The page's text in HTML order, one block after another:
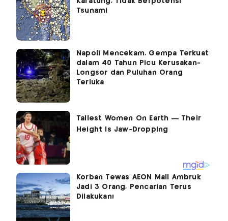
Tsunami
Napoli Mencekam, Gempa Terkuat
dalam 40 Tahun Picu Kerusakan-
Longsor dan Puluhan Orang
Terluka
Korban Tewas AEON Mall Ambruk
Jadi 3 Orang, Pencarian Terus
Dilakukan!